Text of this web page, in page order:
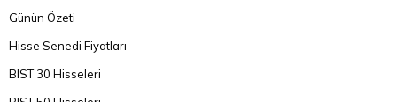
Günün Özeti
Hisse Senedi Fiyatları
BIST 30 Hisseleri